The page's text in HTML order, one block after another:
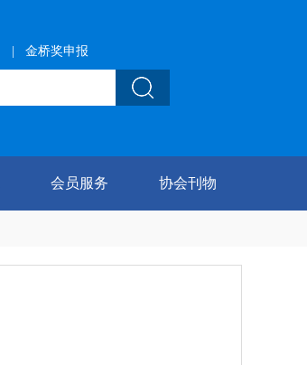
金桥奖申报
会员服务 协会刊物